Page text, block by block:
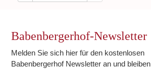
Babenbergerhof-Newsletter
Melden Sie sich hier für den kostenlosen
Babenbergerhof Newsletter an und bleiben